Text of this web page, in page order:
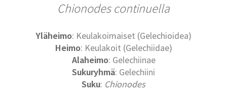
Chionodes continuella
Yläheimo: Keulakoimaiset (Gelechioidea)
Heimo: Keulakoit (Gelechiidae)
Alaheimo: Gelechiinae
Sukuryhmä: Gelechiini
Suku: Chionodes